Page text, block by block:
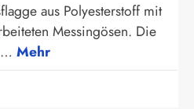
aus Polyesterstoff mit
Messingösen. Die
Mehr